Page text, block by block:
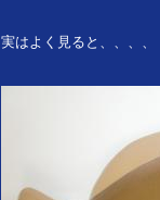
実はよく見ると、、、、